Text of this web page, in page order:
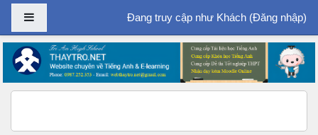
Chuyển tới nội dung chính
Bảng điều khiển cạnhĐang truy cập như Khách (Đăng nhập)